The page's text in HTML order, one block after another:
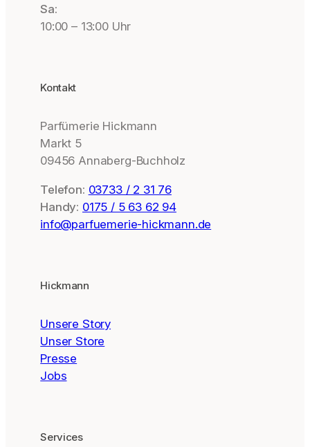
Sa:
10:00 – 13:00 Uhr
Kontakt
Parfümerie Hickmann
Markt 5
09456 Annaberg-Buchholz
Telefon: 03733 / 2 31 76
Handy: 0175 / 5 63 62 94
info@parfuemerie-hickmann.de
Hickmann
Unsere Story
Unser Store
Presse
Jobs
Services